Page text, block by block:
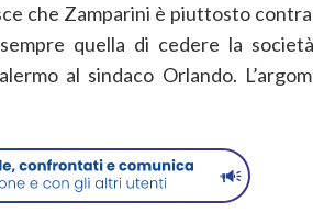
che Zamparini è piuttosto
quella di cedere la
al sindaco Orlando.